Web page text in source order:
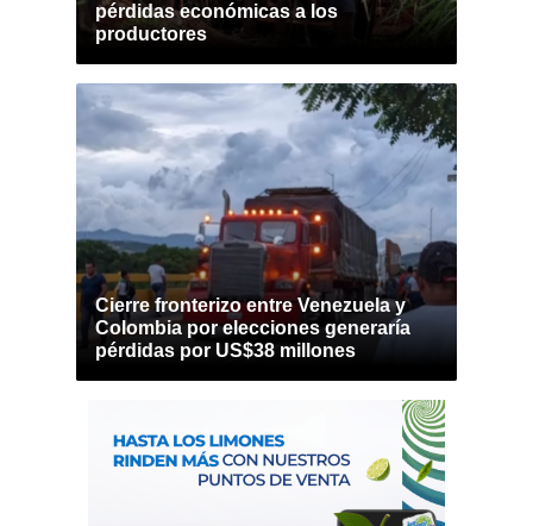
pérdidas económicas a los
productores
Cierre fronterizo entre Venezuela y
Colombia por elecciones generaría
pérdidas por US$38 millones